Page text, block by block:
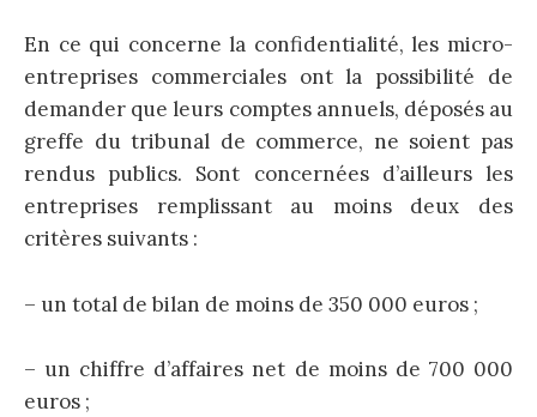
En ce qui concerne la confidentialité, les micro-
entreprises commerciales ont la possibilité de
demander que leurs comptes annuels, déposés au
greffe du tribunal de commerce, ne soient pas
rendus publics. Sont concernées d’ailleurs les
entreprises remplissant au moins deux des
critères suivants :
– un total de bilan de moins de 350 000 euros ;
– un chiffre d’affaires net de moins de 700 000
euros ;